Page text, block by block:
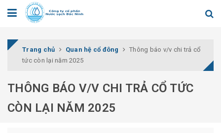
Trang chủ Quan hệ cổ đông
Thông báo v/v chi trả cổ
tức còn lại năm 2025
THÔNG BÁO V/V CHI TRẢ CỔ TỨC
CÒN LẠI NĂM 2025